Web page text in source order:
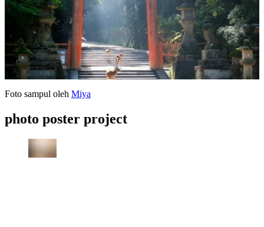
Foto sampul oleh Miya
photo poster project